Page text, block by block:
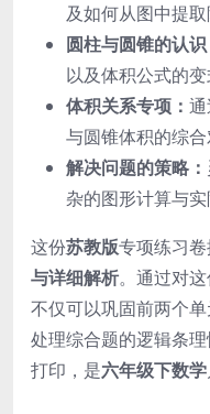
及如何从图中提取
圆柱与圆锥的认识
以及体积公式的变
体积关系专项：
与圆锥体积的综合
解决问题的策略：
杂的图形计算与实
这份苏教版专项练习
与详细解析。通过对
不仅可以巩固前两个
处理综合题的逻辑条
打印，是六年级下数学